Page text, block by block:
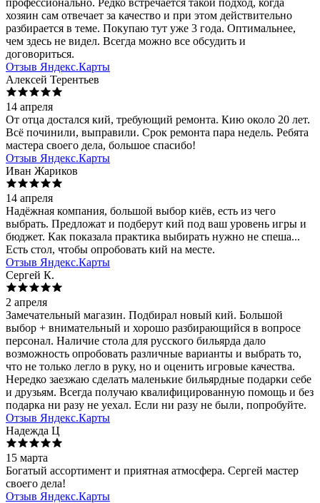
хозяин сам отвечает за качество и при этом действительно
разбирается в теме. Покупаю тут уже 3 года. Оптимальнее,
чем здесь не видел. Всегда можно все обсудить и
договориться.
Отзыв Яндекс.Карты
Алексей Терентьев
14 апреля
От отца достался кий, требующий ремонта. Кию около 20 лет.
Всё починили, выправили. Срок ремонта пара недель. Ребята
мастера своего дела, большое спасибо!
Отзыв Яндекс.Карты
Иван Жариков
14 апреля
Надёжная компания, большой выбор киёв, есть из чего
выбрать. Предложат и подберут кий под ваш уровень игры и
бюджет. Как показала практика выбирать нужно не спеша...
Есть стол, чтобы опробовать кий на месте.
Отзыв Яндекс.Карты
Сергей К.
2 апреля
Замечательный магазин. Подбирал новый кий. Большой
выбор + внимательный и хорошо разбирающийся в вопросе
персонал. Наличие стола для русского бильярда дало
возможность опробовать различные варианты и выбрать то,
что не только легло в руку, но и оценить игровые качества.
Нередко заезжаю сделать маленькие бильярдные подарки себе
и друзьям. Всегда получаю квалифицированную помощь и без
подарка ни разу не уехал. Если ни разу не были, попробуйте.
Отзыв Яндекс.Карты
Надежда Ц
15 марта
Богатый ассортимент и приятная атмосфера. Сергей мастер
своего дела!
Отзыв Яндекс.Карты